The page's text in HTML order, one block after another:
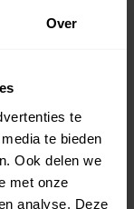
Over
te
te bieden
Ook delen we
met onze
analyse. Deze
(koopsom
Dit